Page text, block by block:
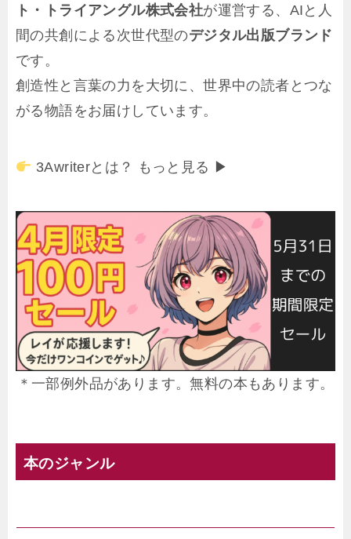
ト・トライアングル株式会社が運営する、AIと人
間の共創による次世代型のデジタル出版ブランド
です。
創造性と言葉の力を大切に、世界中の読者とつな
がる物語をお届けしています。
3Awriterとは？ もっと見る ▶
＊一部例外品があります。無料の本もあります。
本のジャンル